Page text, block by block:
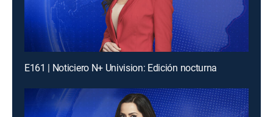
E161 | Noticiero N+ Univision: Edición nocturna